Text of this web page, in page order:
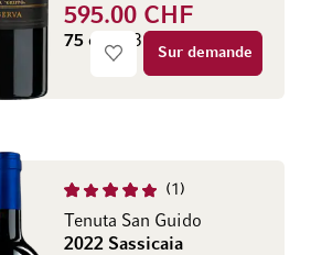
595.00 CHF
75 cl (793.33 CHF / l)
Sur demande
1
Tenuta San Guido
2022 Sassicaia